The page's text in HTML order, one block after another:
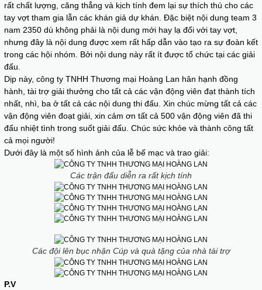
rất chất lượng, căng thẳng và kịch tính đem lại sự thích thú cho các
tay vợt tham gia lẫn các khán giả dự khán. Đặc biệt nội dung team 3
nam 2350 dù không phải là nội dung mới hay lạ đối với tay vợt,
nhưng đây là nội dung được xem rất hấp dẫn vào tạo ra sự đoàn kết
trong các hội nhóm. Bởi nội dung này rất ít được tổ chức tại các giải
đấu.
Dịp này, công ty TNHH Thương mại Hoàng Lan hân hạnh đồng
hành, tài trợ giải thưởng cho tất cả các vận động viên đạt thành tích
nhất, nhì, ba ở tất cả các nội dung thi đấu. Xin chúc mừng tất cả các
vận động viên đoạt giải, xin cảm ơn tất cả 500 vận động viên đã thi
đấu nhiệt tình trong suốt giải đấu. Chúc sức khỏe và thành công tất
cả mọi người!
Dưới đây là một số hình ảnh của lễ bế mạc và trao giải:
Các trận đấu diễn ra rất kịch tính
Các đội lên bục nhận Cúp và quà tặng của nhà tài trợ
P.V